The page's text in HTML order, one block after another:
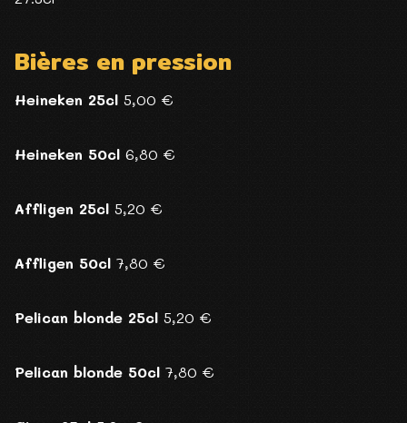
Bières en pression
Heineken 25cl 5,00 €
Heineken 50cl 6,80 €
Affligen 25cl 5,20 €
Affligen 50cl 7,80 €
Pelican blonde 25cl 5,20 €
Pelican blonde 50cl 7,80 €